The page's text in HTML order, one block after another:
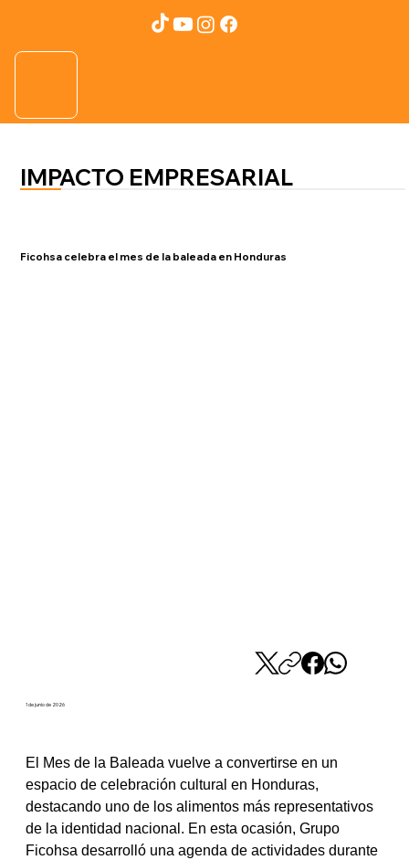
IMPACTO EMPRESARIAL
Ficohsa celebra el mes de la baleada en Honduras
1 de junio de 2026
El Mes de la Baleada vuelve a convertirse en un
espacio de celebración cultural en Honduras,
destacando uno de los alimentos más representativos
de la identidad nacional. En esta ocasión, Grupo
Ficohsa desarrolló una agenda de actividades durante